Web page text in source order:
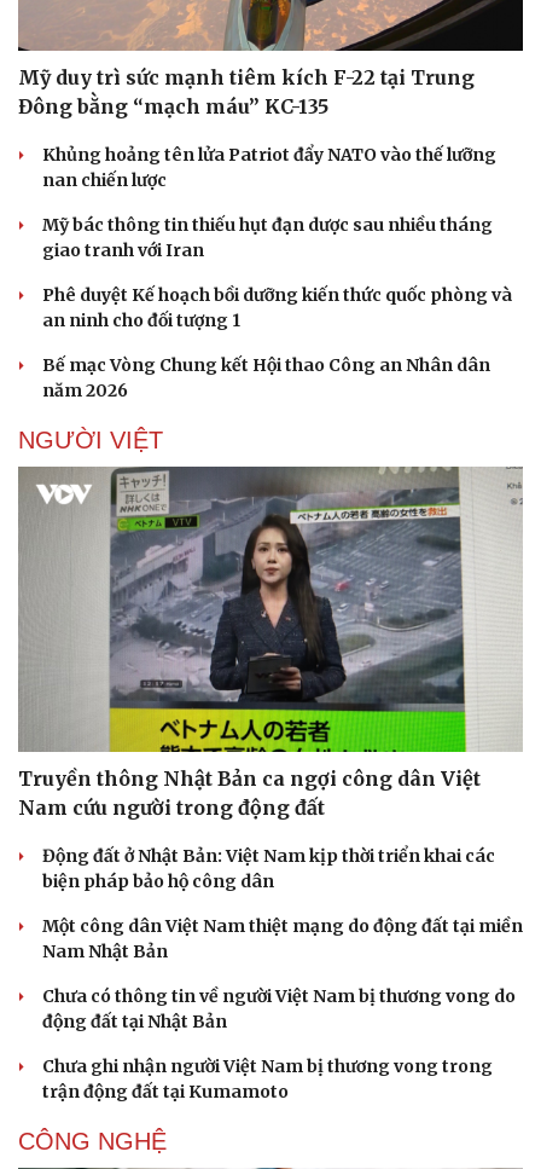
Mỹ duy trì sức mạnh tiêm kích F-22 tại Trung
Đông bằng “mạch máu” KC-135
Khủng hoảng tên lửa Patriot đẩy NATO vào thế lưỡng
nan chiến lược
Mỹ bác thông tin thiếu hụt đạn dược sau nhiều tháng
giao tranh với Iran
Phê duyệt Kế hoạch bồi dưỡng kiến thức quốc phòng và
an ninh cho đối tượng 1
Bế mạc Vòng Chung kết Hội thao Công an Nhân dân
năm 2026
NGƯỜI VIỆT
Truyền thông Nhật Bản ca ngợi công dân Việt
Nam cứu người trong động đất
Động đất ở Nhật Bản: Việt Nam kịp thời triển khai các
biện pháp bảo hộ công dân
Một công dân Việt Nam thiệt mạng do động đất tại miền
Nam Nhật Bản
Chưa có thông tin về người Việt Nam bị thương vong do
động đất tại Nhật Bản
Chưa ghi nhận người Việt Nam bị thương vong trong
trận động đất tại Kumamoto
CÔNG NGHỆ